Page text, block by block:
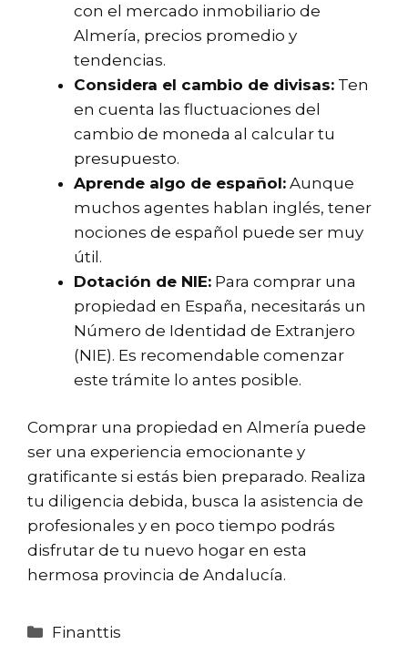
con el mercado inmobiliario de
Almería, precios promedio y
tendencias.
Considera el cambio de divisas: Ten
en cuenta las fluctuaciones del
cambio de moneda al calcular tu
presupuesto.
Aprende algo de español: Aunque
muchos agentes hablan inglés, tener
nociones de español puede ser muy
útil.
Dotación de NIE: Para comprar una
propiedad en España, necesitarás un
Número de Identidad de Extranjero
(NIE). Es recomendable comenzar
este trámite lo antes posible.
Comprar una propiedad en Almería puede
ser una experiencia emocionante y
gratificante si estás bien preparado. Realiza
tu diligencia debida, busca la asistencia de
profesionales y en poco tiempo podrás
disfrutar de tu nuevo hogar en esta
hermosa provincia de Andalucía.
Categorías
Finanttis